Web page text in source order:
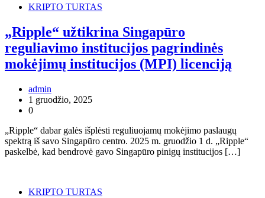
KRIPTO TURTAS
„Ripple“ užtikrina Singapūro
reguliavimo institucijos pagrindinės
mokėjimų institucijos (MPI) licenciją
admin
1 gruodžio, 2025
0
„Ripple“ dabar galės išplėsti reguliuojamų mokėjimo paslaugų
spektrą iš savo Singapūro centro. 2025 m. gruodžio 1 d. „Ripple“
paskelbė, kad bendrovė gavo Singapūro pinigų institucijos […]
KRIPTO TURTAS